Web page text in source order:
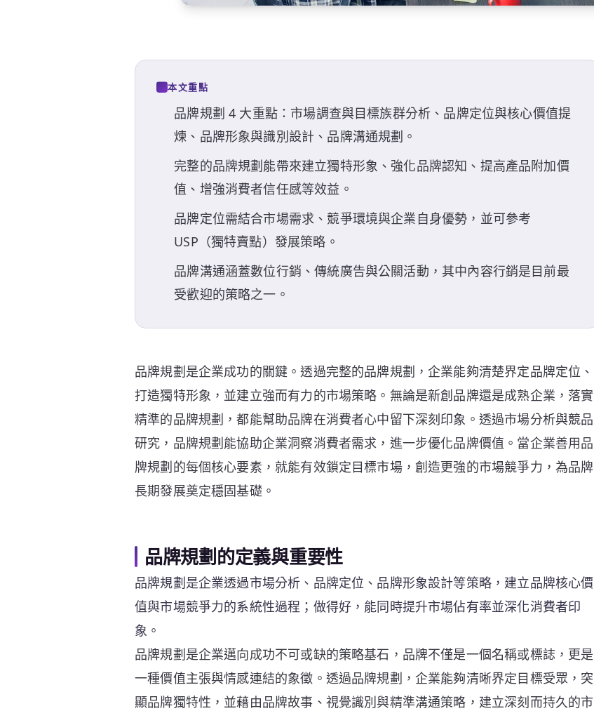
本文重點
品牌規劃 4 大重點：市場調查與目標族群分析、品牌定位與核心價值提
煉、品牌形象與識別設計、品牌溝通規劃。
完整的品牌規劃能帶來建立獨特形象、強化品牌認知、提高產品附加價
值、增強消費者信任感等效益。
品牌定位需結合市場需求、競爭環境與企業自身優勢，並可參考
USP（獨特賣點）發展策略。
品牌溝通涵蓋數位行銷、傳統廣告與公關活動，其中內容行銷是目前最
受歡迎的策略之一。
品牌規劃是企業成功的關鍵。透過完整的品牌規劃，企業能夠清楚界定品牌定位、
打造獨特形象，並建立強而有力的市場策略。無論是新創品牌還是成熟企業，落實
精準的品牌規劃，都能幫助品牌在消費者心中留下深刻印象。透過市場分析與競品
研究，品牌規劃能協助企業洞察消費者需求，進一步優化品牌價值。當企業善用品
牌規劃的每個核心要素，就能有效鎖定目標市場，創造更強的市場競爭力，為品牌
長期發展奠定穩固基礎。
品牌規劃的定義與重要性
品牌規劃是企業透過市場分析、品牌定位、品牌形象設計等策略，建立品牌核心價
值與市場競爭力的系統性過程；做得好，能同時提升市場佔有率並深化消費者印
象。
品牌規劃是企業邁向成功不可或缺的策略基石，品牌不僅是一個名稱或標誌，更是
一種價值主張與情感連結的象徵。透過品牌規劃，企業能夠清晰界定目標受眾，突
顯品牌獨特性，並藉由品牌故事、視覺識別與精準溝通策略，建立深刻而持久的市